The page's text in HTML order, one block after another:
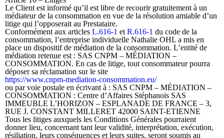
Le Client est informé qu’il est libre de recourir gratuitement à un
médiateur de la consommation en vue de la résolution amiable d’un
litige qui l’opposerait au Prestataire.
Conformément aux articles L.616-1 et R.616-1 du code de la
consommation, l’entreprise individuelle Nathalie OHL a mis en
place un dispositif de médiation de la consommation. L’entité de
médiation retenue est : SAS CNPM – MÉDIATION –
CONSOMMATION. En cas de litige, tout consommateur pourra
déposer sa réclamation sur le site
https://www.cnpm-mediation-consommation.eu/
ou par voie postale en écrivant à : SAS CNPM – MÉDIATION –
CONSOMMATION : Centre d’Affaires Stéphanois SAS
IMMEUBLE L’HORIZON – ESPLANADE DE FRANCE – 3,
RUE J. CONSTANT MILLERET 42000 SAINT-ETIENNE
Tous les litiges auxquels les Conditions Générales pourraient
donner lieu, concernant tant leur validité, interprétation, exécution,
résiliation, leurs conséquences et leurs suites, seront soumis au